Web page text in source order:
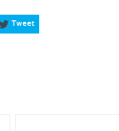
Tweet